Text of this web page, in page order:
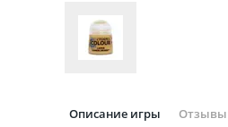
Описание игры Отзывы